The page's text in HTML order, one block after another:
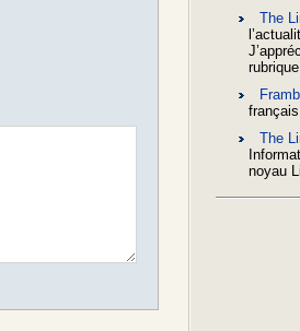
The
The
noyau